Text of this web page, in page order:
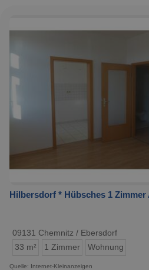
Hilbersdorf * Hübsches 1 Zimmer
09131 Chemnitz / Ebersdorf
33 m²
1 Zimmer Wohnung
Quelle: Internet-Kleinanzeigen